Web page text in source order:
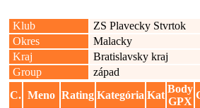
Klub
ZS Plavecky Stvrtok
Okres
Malacky
Kraj
Bratislavsky kraj
Group
západ
C. Meno Rating Kategória Kat
Body
GPX